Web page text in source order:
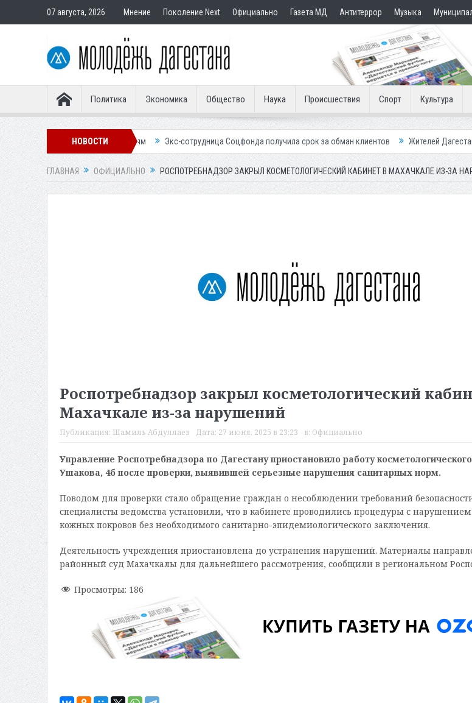
07 августа, 2026 Мнение Поколение Next Официально Газета МД Антитеррор Музыка
Политика Экономика Общество Наука Происшествия Спорт Культура
НОВОСТИ
покупателям Экс-сотрудница Соцфонда получила срок за обман клиентов Жителей Дагестана приглашает в
ГЛАВНАЯ ОФИЦИАЛЬНО РОСПОТРЕБНАДЗОР ЗАКРЫЛ КОСМЕТОЛОГИЧЕСКИЙ КАБИНЕТ В МАХАЧКАЛЕ ИЗ-ЗА
Роспотребнадзор закрыл косметологический
Махачкале из-за нарушений
Публикация: Шамиль Абдуллаев Дата: 27 июня, 2025 в 23:23 в: Официально
Управление Роспотребнадзора по Дагестану приостановило работу
Ушакова, 4б после проверки, выявившей серьезные нарушения санитарных норм.
Поводом для проверки стало обращение граждан о несоблюдении требований
специалисты ведомства установили, что в кабинете проводились процедуры с нарушением
кожных покровов без необходимого санитарно-эпидемиологического заключения.
Деятельность учреждения приостановлена до устранения нарушений. Материалы
районный суд Махачкалы для дальнейшего рассмотрения, сообщили в региональном
Просмотры: 186